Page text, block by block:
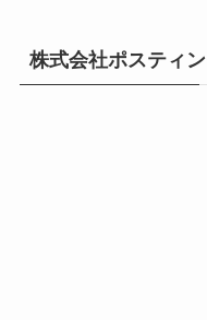
株式会社ポスティ